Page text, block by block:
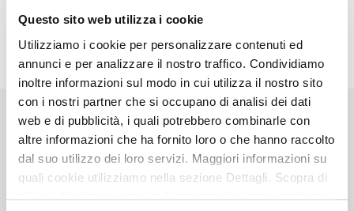
Questo sito web utilizza i cookie
Utilizziamo i cookie per personalizzare contenuti ed
annunci e per analizzare il nostro traffico. Condividiamo
inoltre informazioni sul modo in cui utilizza il nostro sito
con i nostri partner che si occupano di analisi dei dati
web e di pubblicità, i quali potrebbero combinarle con
altre informazioni che ha fornito loro o che hanno raccolto
dal suo utilizzo dei loro servizi. Maggiori informazioni su
quali cookie utilizziamo nella sezione Dettagli. Scopra di
gestiti in gruppi formati da persone con background
e ruoli eterogenei
La parola ai nostri ragazzi